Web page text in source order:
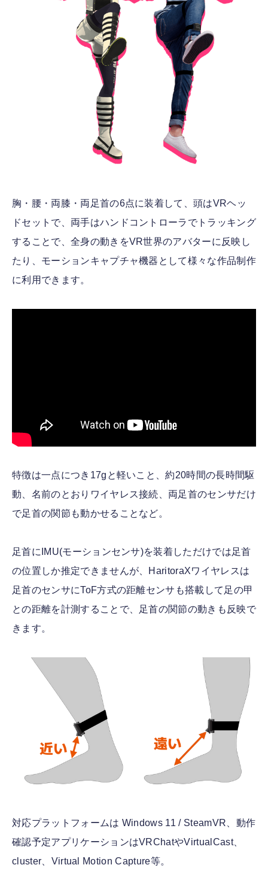
胸・腰・両膝・両足首の6点に装着して、頭はVRヘッ
ドセットで、両手はハンドコントローラでトラッキング
することで、全身の動きをVR世界のアバターに反映し
たり、モーションキャプチャ機器として様々な作品制作
に利用できます。
特徴は一点につき17gと軽いこと、約20時間の長時間駆
動、名前のとおりワイヤレス接続、両足首のセンサだけ
で足首の関節も動かせることなど。
足首にIMU(モーションセンサ)を装着しただけでは足首
の位置しか推定できませんが、HaritoraXワイヤレスは
足首のセンサにToF方式の距離センサも搭載して足の甲
との距離を計測することで、足首の関節の動きも反映で
きます。
対応プラットフォームは Windows 11 / SteamVR、動作
確認予定アプリケーションはVRChatやVirtualCast、
cluster、Virtual Motion Capture等。